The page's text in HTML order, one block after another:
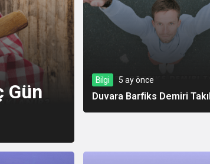
Gün
Bilgi 5 ay önce
Duvara Barfiks Demiri